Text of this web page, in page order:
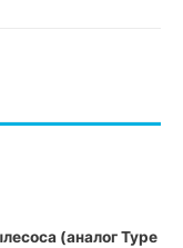
(аналог Type